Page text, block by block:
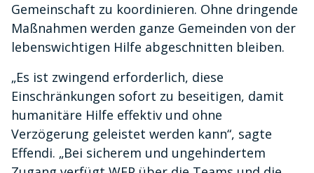
Gemeinschaft zu koordinieren. Ohne dringende
Maßnahmen werden ganze Gemeinden von der
lebenswichtigen Hilfe abgeschnitten bleiben.
„Es ist zwingend erforderlich, diese
Einschränkungen sofort zu beseitigen, damit
humanitäre Hilfe effektiv und ohne
Verzögerung geleistet werden kann“, sagte
Effendi. „Bei sicherem und ungehindertem